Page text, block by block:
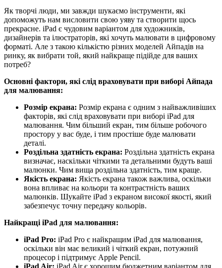
Як творчі люди, ми завжди шукаємо інструменти, які
допоможуть нам висловити свою уяву та створити щось
прекрасне. iPad є чудовим варіантом для художників,
дизайнерів та ілюстраторів, які хочуть малювати в цифровому
форматі. Але з такою кількістю різних моделей Айпадів на
ринку, як вибрати той, який найкраще підійде для ваших
потреб?
Основні фактори, які слід враховувати при виборі Айпада
для малювання:
Розмір екрана: Розмір екрана є одним з найважливіших
факторів, які слід враховувати при виборі iPad для
малювання. Чим більший екран, тим більше робочого
простору у вас буде, і тим простіше буде малювати
деталі.
Роздільна здатність екрана: Роздільна здатність екрана
визначає, наскільки чіткими та детальними будуть ваші
малюнки. Чим вища роздільна здатність, тим краще.
Якість екрана: Якість екрана також важлива, оскільки
вона впливає на кольори та контрастність ваших
малюнків. Шукайте iPad з екраном високої якості, який
забезпечує точну передачу кольорів.
Найкращі iPad для малювання:
iPad Pro: iPad Pro є найкращим iPad для малювання,
оскільки він має великий і чіткий екран, потужний
процесор і підтримує Apple Pencil.
iPad Air: iPad Air є хорошим бюджетним варіантом для